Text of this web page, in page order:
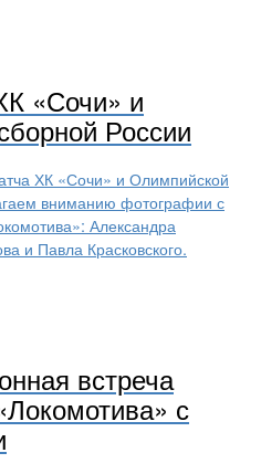
«Сочи» и
России
ХК «Сочи» и Олимпийской
вниманию фотографии с
Александра
и Павла Красковского.
встреча
с